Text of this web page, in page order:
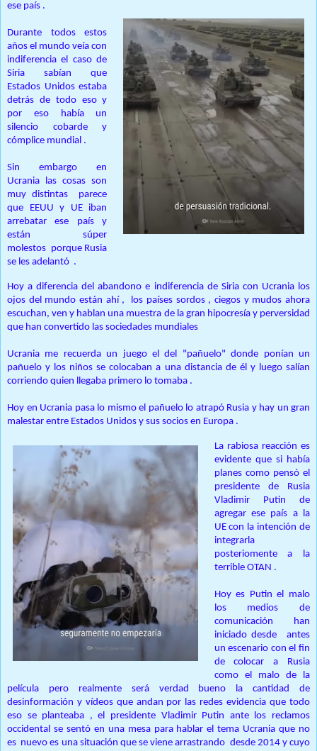
ese país .
Durante todos estos
años el mundo veía con
indiferencia el caso de
Siria sabían que
Estados Unidos estaba
detrás de todo eso y
por eso había un
silencio cobarde y
cómplice mundial .
Sin embargo en
Ucrania las cosas son
muy distintas parece
que EEUU y UE iban
arrebatar ese país y
están súper
molestos porque Rusia
se les adelantó .
Hoy a diferencia del abandono e indiferencia de Siria con Ucrania los
ojos del mundo están ahí , los países sordos , ciegos y mudos ahora
escuchan, ven y hablan una muestra de la gran hipocresía y perversidad
que han convertido las sociedades mundiales
Ucrania me recuerda un juego el del "pañuelo" donde ponían un
pañuelo y los niños se colocaban a una distancia de él y luego salían
corriendo quien llegaba primero lo tomaba .
Hoy en Ucrania pasa lo mismo el pañuelo lo atrapó Rusia y hay un gran
malestar entre Estados Unidos y sus socios en Europa .
La rabiosa reacción es
evidente que si había
planes como pensó el
presidente de Rusia
Vladimir Putin de
agregar ese país a la
UE con la intención de
integrarla
posteriomente a la
terrible OTAN .
Hoy es Putin el malo
los medios de
comunicación han
iniciado desde antes
un escenario con el fin
de colocar a Rusia
como el malo de la
película pero realmente será verdad bueno la cantidad de
desinformación y vídeos que andan por las redes evidencia que todo
eso se planteaba , el presidente Vladimir Putin ante los reclamos
occidental se sentó en una mesa para hablar el tema Ucrania que no
es nuevo es una situación que se viene arrastrando desde 2014 y cuyo